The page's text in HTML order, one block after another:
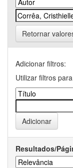
Retornar
Adicionar filtros:
Utilizar filtros
Resultados/